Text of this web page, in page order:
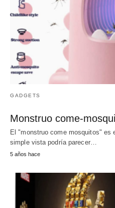
GADGETS
Monstruo come-
El "monstruo come mosquitos" es
simple vista podría parecer…
5 años hace